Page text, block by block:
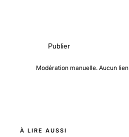
Publier
Modération manuelle. Aucun
À LIRE AUSSI